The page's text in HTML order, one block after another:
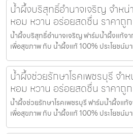
น้ำผึ้งบริสุทธิ์อำนาจเจริญ จำห
หอม หวาน อร่อยสดชื่น ราคาถูก
น้ำผึ้งบริสุทธิ์อำนาจเจริญ ฟาร์มน้ำผึ้งแท้จ
เพื่อสุขภาพ กับ น้ำผึ้งแท้ 100% ประโยชน์ม
น้ำผึ้งช่วยรักษาโรคเพชรบุรี จำ
หอม หวาน อร่อยสดชื่น ราคาถูก
น้ำผึ้งช่วยรักษาโรคเพชรบุรี ฟาร์มน้ำผึ้งแท้
เพื่อสุขภาพ กับ น้ำผึ้งแท้ 100% ประโยชน์ม